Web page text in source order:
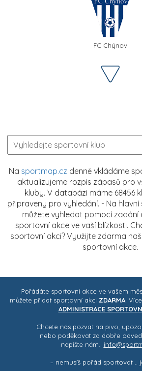
FC Chýnov
Na sportmap.cz denně vkládáme
aktualizujeme rozpis zápasů pro
kluby. V databázi máme 68456
připraveny pro vyhledání. - Na hlavní
můžete vyhledat pomocí zadání
sportovní akce ve vaší blízkosti.
sportovní akci? Využijte zdarma
sportovní akce.
Pořádáte sportovní akce ve vašem
můžete přidat sportovní akci ZDARMA .
ADMINISTRACE
Chcete nás pozvat na pivo,
nebo poděkovat za dobře
napište nám..
– nemusíš pořád sportovat ..